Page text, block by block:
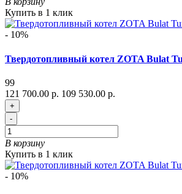
Купить в 1 клик
- 10%
Твердотопливный котел ZOTA Bulat
99
121 700.00 р. 109 530.00 р.
+
-
В корзину
Купить в 1 клик
- 10%